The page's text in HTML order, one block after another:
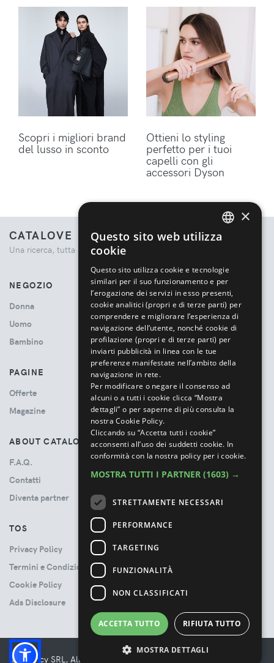
Scopri i migliori brand
del lusso in sconto
Ottieni lo styling
perfetto per i tuoi
capelli con gli
accessori Dyson
CATALOVE
Una ricerca, tutta la moda.
NEGOZIO
Donna
Uomo
Bambino
PAGINE
Offerte
Magazine
ABOUT CATALOVE
F.A.Q.
Contatti
Diventa partner
TOS
Privacy Policy
Termini e Condizioni
Cookie Policy
Ads Disclosure
© Booncy SRL, All rights reserved. - VAT 06534300485
×
Questo sito web utilizza
cookie
Questo sito utilizza cookie e tecnologie
similari per il suo funzionamento e per
l’erogazione dei servizi in esso presenti,
cookie analitici (propri e di terze parti) per
comprendere e migliorare l’esperienza di
navigazione dell’utente, nonché cookie di
profilazione (propri e di terze parti) per
inviarti pubblicità in linea con le tue
preferenze manifestate nell’ambito della
navigazione in rete.
Per modificare o negare il consenso ad
alcuni o a tutti i cookie clicca “Mostra
dettagli” o per saperne di più consulta la
nostra Cookie Policy.
Cliccando su “Accetta tutti i cookie”
acconsenti all’uso dei suddetti cookie. In
conformità con la nostra policy per i cookie.
MOSTRA TUTTI I PARTNER (1603) →
STRETTAMENTE NECESSARI
PERFORMANCE
TARGETING
FUNZIONALITÀ
NON CLASSIFICATI
ACCETTA TUTTO RIFIUTA TUTTO
MOSTRA DETTAGLI